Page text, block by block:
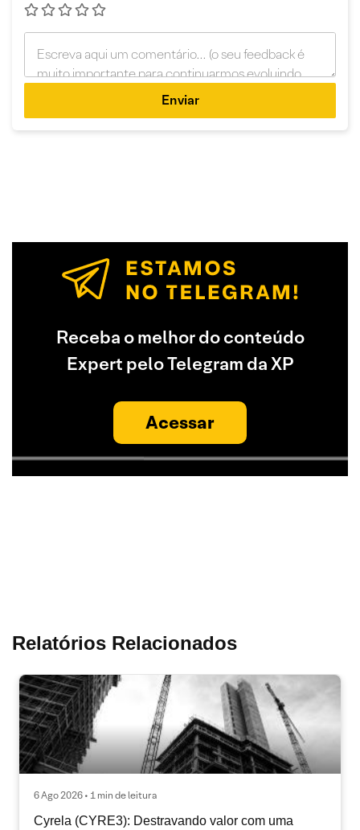
Enviar
Receba o melhor do conteúdo
Expert pelo Telegram da XP
Acessar
Relatórios Relacionados
6 Ago 2026 • 1 min de leitura
Cyrela (CYRE3): Destravando valor com uma